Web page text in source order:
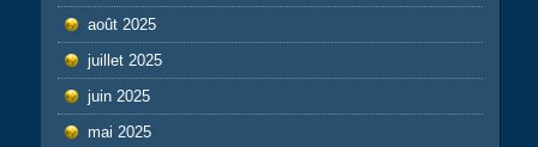
août 2025
juillet 2025
juin 2025
mai 2025